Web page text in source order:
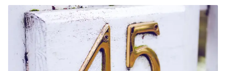
Všechny kategorie
Seberozvoj
ZDRAVÍ
Všechny kategorie
Životní styl
ZÁBAVA
Všechny kategorie
BYDLENÍ